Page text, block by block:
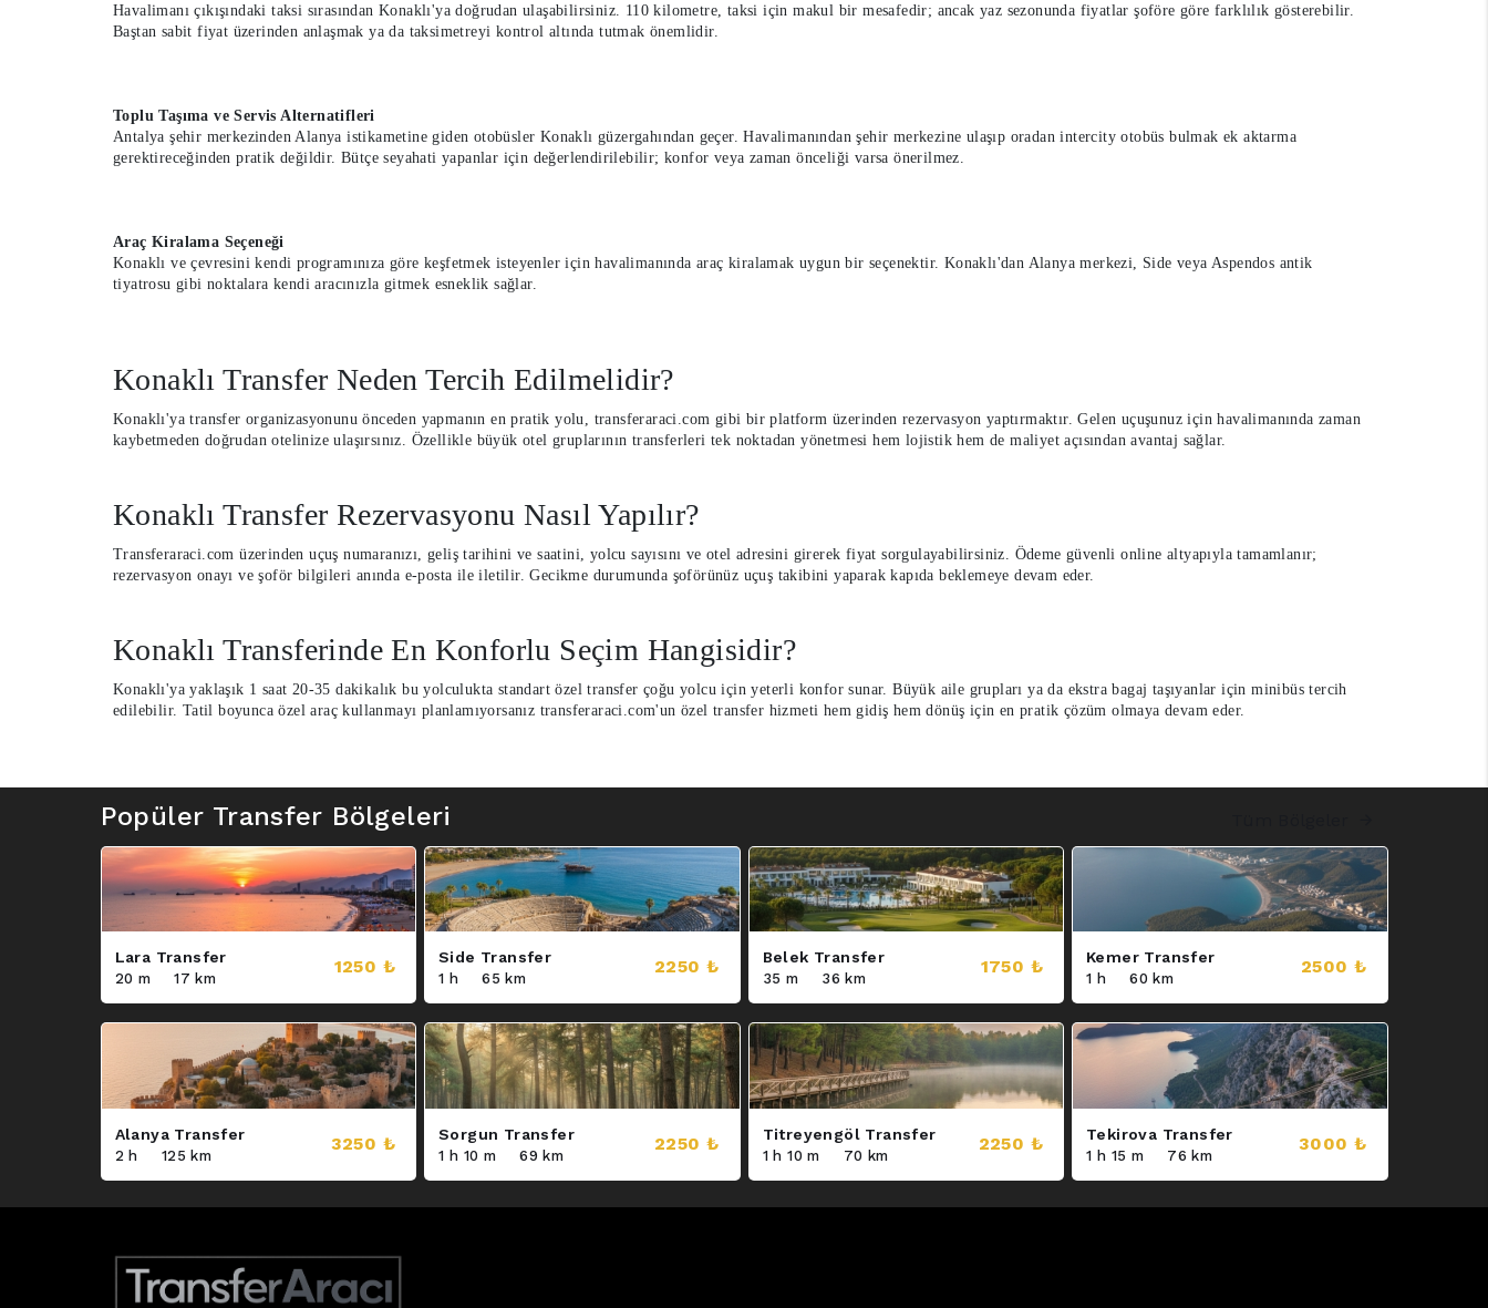
Havalimanı çıkışındaki taksi sırasından Konaklı'ya doğrudan ulaşabilirsiniz. 110 kilometre, taksi için makul bir mesafedir; ancak yaz sezonunda fiyatlar şoföre göre farklılık gösterebilir.
Baştan sabit fiyat üzerinden anlaşmak ya da taksimetreyi kontrol altında tutmak önemlidir.
Toplu Taşıma ve Servis Alternatifleri
Antalya şehir merkezinden Alanya istikametine giden otobüsler Konaklı güzergahından geçer. Havalimanından şehir merkezine ulaşıp oradan intercity otobüs bulmak ek aktarma
gerektireceğinden pratik değildir. Bütçe seyahati yapanlar için değerlendirilebilir; konfor veya zaman önceliği varsa önerilmez.
Araç Kiralama Seçeneği
Konaklı ve çevresini kendi programınıza göre keşfetmek isteyenler için havalimanında araç kiralamak uygun bir seçenektir. Konaklı'dan Alanya merkezi, Side veya Aspendos antik
tiyatrosu gibi noktalara kendi aracınızla gitmek esneklik sağlar.
Konaklı Transfer Neden Tercih Edilmelidir?
Konaklı'ya transfer organizasyonunu önceden yapmanın en pratik yolu, transferaraci.com gibi bir platform üzerinden rezervasyon yaptırmaktır. Gelen uçuşunuz için havalimanında zaman
kaybetmeden doğrudan otelinize ulaşırsınız. Özellikle büyük otel gruplarının transferleri tek noktadan yönetmesi hem lojistik hem de maliyet açısından avantaj sağlar.
Konaklı Transfer Rezervasyonu Nasıl Yapılır?
Transferaraci.com üzerinden uçuş numaranızı, geliş tarihini ve saatini, yolcu sayısını ve otel adresini girerek fiyat sorgulayabilirsiniz. Ödeme güvenli online altyapıyla tamamlanır;
rezervasyon onayı ve şoför bilgileri anında e-posta ile iletilir. Gecikme durumunda şoförünüz uçuş takibini yaparak kapıda beklemeye devam eder.
Konaklı Transferinde En Konforlu Seçim Hangisidir?
Konaklı'ya yaklaşık 1 saat 20-35 dakikalık bu yolculukta standart özel transfer çoğu yolcu için yeterli konfor sunar. Büyük aile grupları ya da ekstra bagaj taşıyanlar için minibüs tercih
edilebilir. Tatil boyunca özel araç kullanmayı planlamıyorsanız transferaraci.com'un özel transfer hizmeti hem gidiş hem dönüş için en pratik çözüm olmaya devam eder.
Popüler Transfer Bölgeleri
Lara Transfer
20 m 17 km
1250 ₺ Side Transfer
1 h 65 km
2250 ₺ Belek Transfer
35 m 36 km
1750 ₺ Kemer Transfer
1 h 60 km
2500 ₺
Alanya Transfer
2 h 125 km
3250 ₺ Sorgun Transfer
1 h 10 m 69 km
2250 ₺ Titreyengöl Transfer
1 h 10 m 70 km
2250 ₺ Tekirova Transfer
1 h 15 m 76 km
3000 ₺